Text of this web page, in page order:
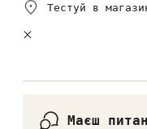
Тестуй в
Маєш